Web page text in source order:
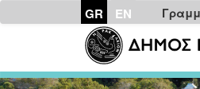
GR EN